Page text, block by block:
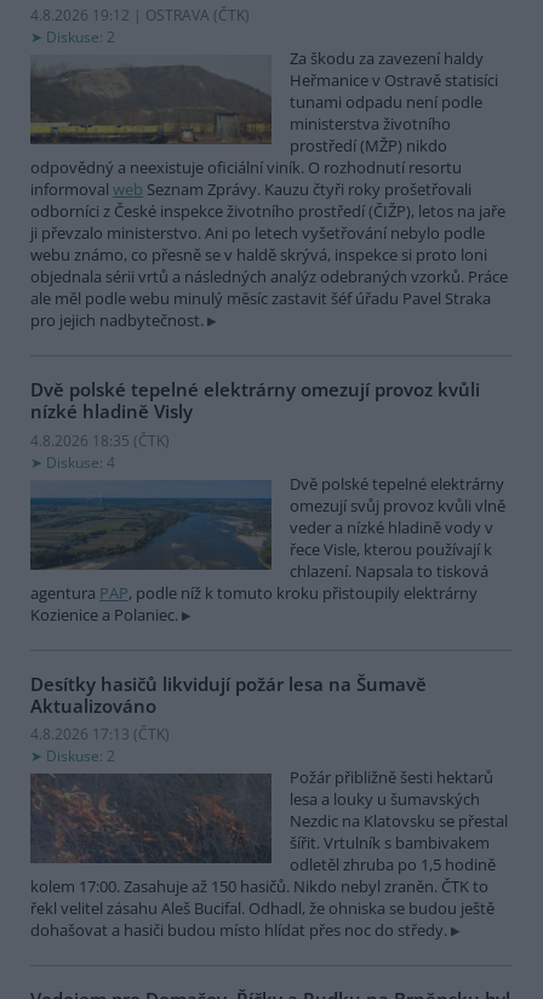
4.8.2026 19:12 | OSTRAVA (ČTK)
Diskuse: 2
Za škodu za zavezení haldy
Heřmanice v Ostravě statisíci
tunami odpadu není podle
ministerstva životního
prostředí (MŽP) nikdo
odpovědný a neexistuje oficiální viník. O rozhodnutí resortu
informoval web Seznam Zprávy. Kauzu čtyři roky prošetřovali
odborníci z České inspekce životního prostředí (ČIŽP), letos na jaře
ji převzalo ministerstvo. Ani po letech vyšetřování nebylo podle
webu známo, co přesně se v haldě skrývá, inspekce si proto loni
objednala sérii vrtů a následných analýz odebraných vzorků. Práce
ale měl podle webu minulý měsíc zastavit šéf úřadu Pavel Straka
pro jejich nadbytečnost.
Dvě polské tepelné elektrárny omezují provoz kvůli
nízké hladině Visly
4.8.2026 18:35 (ČTK)
Diskuse: 4
Dvě polské tepelné elektrárny
omezují svůj provoz kvůli vlně
veder a nízké hladině vody v
řece Visle, kterou používají k
chlazení. Napsala to tisková
agentura PAP, podle níž k tomuto kroku přistoupily elektrárny
Kozienice a Polaniec.
Desítky hasičů likvidují požár lesa na Šumavě
Aktualizováno
4.8.2026 17:13 (ČTK)
Diskuse: 2
Požár přibližně šesti hektarů
lesa a louky u šumavských
Nezdic na Klatovsku se přestal
šířit. Vrtulník s bambivakem
odletěl zhruba po 1,5 hodině
kolem 17:00. Zasahuje až 150 hasičů. Nikdo nebyl zraněn. ČTK to
řekl velitel zásahu Aleš Bucifal. Odhadl, že ohniska se budou ještě
dohašovat a hasiči budou místo hlídat přes noc do středy.